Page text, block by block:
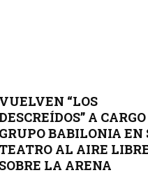
VUELVEN “LOS
A
GRUPO BABILONIA EN
TEATRO AL AIRE
SOBRE LA ARENA